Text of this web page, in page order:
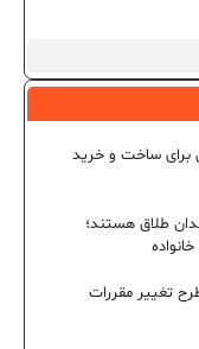
برای ساخت و خرید
طلاق هستند؛
تغییر مقررات